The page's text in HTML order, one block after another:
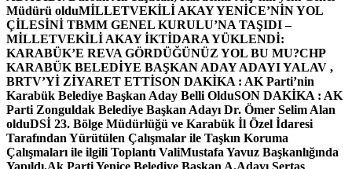
Müdürü olduMİLLETVEKİLİ AKAY YENİCE’NİN YOL
ÇİLESİNİ TBMM GENEL KURULU’NA TAŞIDI –
MİLLETVEKİLİ AKAY İKTİDARA YÜKLENDİ:
KARABÜK’E REVA GÖRDÜĞÜNÜZ YOL BU MU?CHP
KARABÜK BELEDİYE BAŞKAN ADAY ADAYI YALAV ,
BRTV’Yİ ZİYARET ETTİSON DAKİKA : AK Parti’nin
Karabük Belediye Başkan Aday Belli OlduSON DAKİKA : AK
Parti Zonguldak Belediye Başkan Adayı Dr. Ömer Selim Alan
olduDSİ 23. Bölge Müdürlüğü ve Karabük İl Özel İdaresi
Tarafından Yürütülen Çalışmalar ile Taşkın Koruma
Çalışmaları ile ilgili Toplantı ValiMustafa Yavuz Başkanlığında
Yapıldı.Ak Parti Yenice Belediye Başkan A.Adayı Sertaş